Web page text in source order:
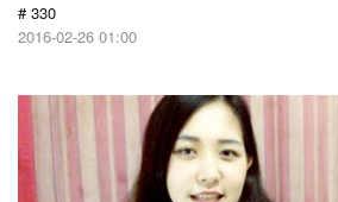
# 330
2016-02-26 01:00